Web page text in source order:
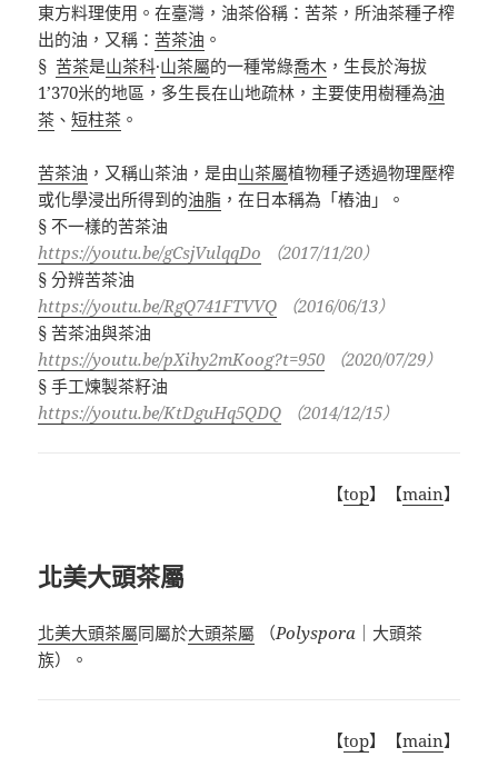
東方料理使用。在臺灣，油茶俗稱：苦茶，所油茶種子榨
出的油，又稱： 苦茶油 。
§ 苦茶是山茶科·山茶屬的一種常綠喬木 ，生長於海拔
1’370米的地區，多生長在山地疏林，主要使用樹種為油
茶 、短柱茶 。
苦茶油 ，又稱山茶油，是由山茶屬植物種子透過物理壓榨
或化學浸出所得到的油脂 ，在日本稱為「樁油」。
§ 不一樣的苦茶油
https://youtu.be/gCsjVulqqDo （2017/11/20）
§ 分辨苦茶油
https://youtu.be/RgQ741FTVVQ （2016/06/13）
§ 苦茶油與茶油
https://youtu.be/pXihy2mKoog?t=950 （2020/07/29）
§ 手工煉製茶籽油
https://youtu.be/KtDguHq5QDQ （2014/12/15）
【top】【main】
北美大頭茶屬
北美大頭茶屬同屬於大頭茶屬 （Polyspora ｜大頭茶
族）。
【top】【main】